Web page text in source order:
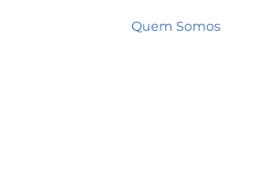
Quem Somos